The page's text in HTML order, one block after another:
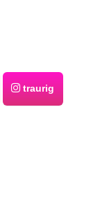
traurig